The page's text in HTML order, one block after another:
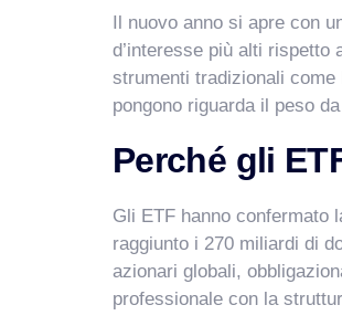
Il nuovo anno si apre con
d’interesse più alti rispetto
strumenti tradizionali
pongono riguarda il peso
Perché gli
Gli ETF hanno confermato
raggiunto i 270 miliardi di
azionari globali,
professionale con la